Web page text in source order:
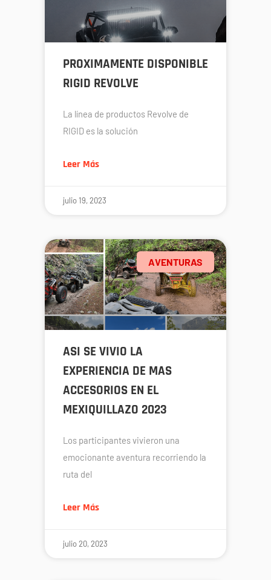
PROXIMAMENTE DISPONIBLE
RIGID REVOLVE
La línea de productos Revolve de
RIGID es la solución
Leer Más
julio 19, 2023
AVENTURAS
ASI SE VIVIO LA
EXPERIENCIA DE MAS
ACCESORIOS EN EL
MEXIQUILLAZO 2023
Los participantes vivieron una
emocionante aventura recorriendo la
ruta del
Leer Más
julio 20, 2023